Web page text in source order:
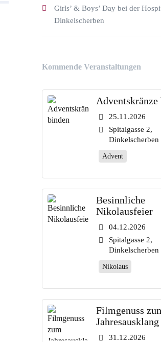
Girls’ & Boys’ Day bei der
Dinkelscherben
Kommende Veranstaltungen
Adventskränze
25.11.2026
Spitalgasse 2,
Dinkelscherben
Advent
Besinnliche
Nikolausfeier
04.12.2026
Spitalgasse 2,
Dinkelscherben
Nikolaus
Filmgenuss
Jahresausklang
31.12.2026